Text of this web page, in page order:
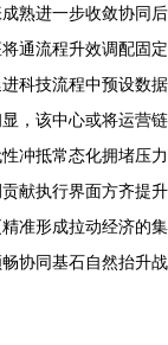
熟进一步收敛协同后
通流程升效调配固定
科技流程中预设数据
，该中心或将运营链
冲抵常态化拥堵压力
献执行界面方齐提升
准形成拉动经济的集
协同基石自然抬升战